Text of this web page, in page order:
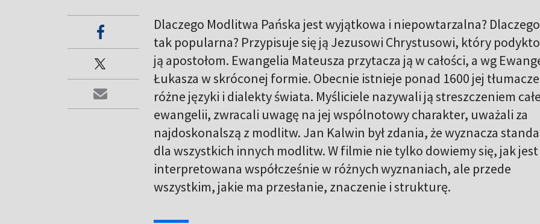
Dlaczego Modlitwa Pańska jest wyjątkowa i niepowtarzalna?
tak popularna? Przypisuje się ją Jezusowi Chrystusowi, który
ją apostołom. Ewangelia Mateusza przytacza ją w całości, a wg
Łukasza w skróconej formie. Obecnie istnieje ponad 1600 jej
różne języki i dialekty świata. Myśliciele nazywali ją streszczeniem
ewangelii, zwracali uwagę na jej wspólnotowy charakter, uważali za
najdoskonalszą z modlitw. Jan Kalwin był zdania, że wyznacza
dla wszystkich innych modlitw. W filmie nie tylko dowiemy się, jak jest
interpretowana współcześnie w różnych wyznaniach, ale przede
wszystkim, jakie ma przesłanie, znaczenie i strukturę.